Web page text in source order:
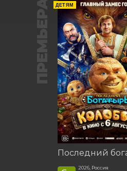
ПРЕМЬЕРА ДЕТЯМ
2026, Россия